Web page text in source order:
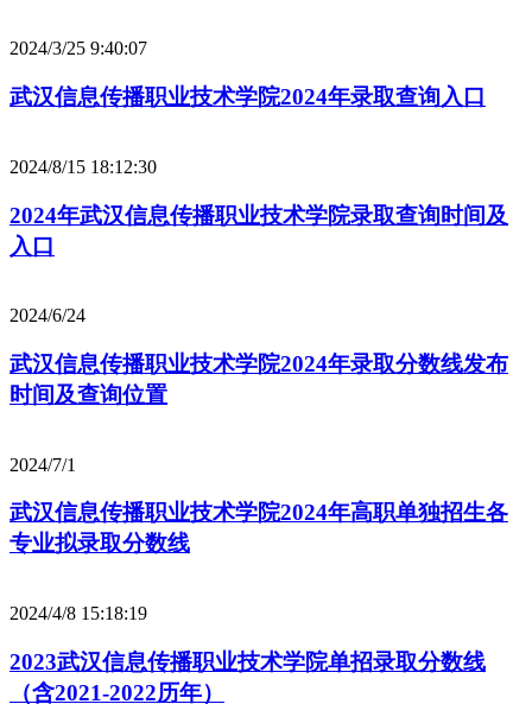
2024/3/25 9:40:07
武汉信息传播职业技术学院2024年录取查询入口
2024/8/15 18:12:30
2024年武汉信息传播职业技术学院录取查询时间及
入口
2024/6/24
武汉信息传播职业技术学院2024年录取分数线发布
时间及查询位置
2024/7/1
武汉信息传播职业技术学院2024年高职单独招生各
专业拟录取分数线
2024/4/8 15:18:19
2023武汉信息传播职业技术学院单招录取分数线
（含2021-2022历年）